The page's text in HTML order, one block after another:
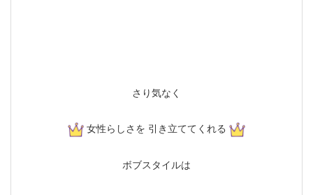
さり気なく
女性らしさを 引き立ててくれる
ボブスタイルは